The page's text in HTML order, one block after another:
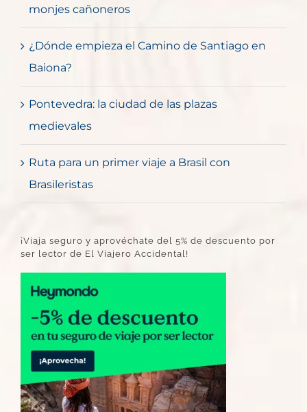
monjes cañoneros
¿Dónde empieza el Camino de Santiago en
Baiona?
Pontevedra: la ciudad de las plazas
medievales
Ruta para un primer viaje a Brasil con
Brasileristas
¡Viaja seguro y aprovéchate del 5% de descuento por
ser lector de El Viajero Accidental!